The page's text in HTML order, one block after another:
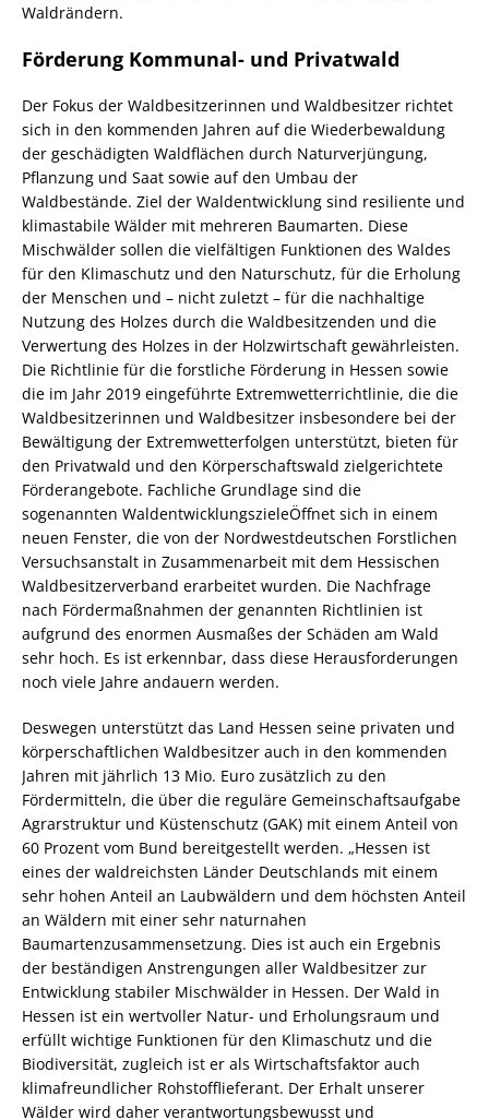
Waldrändern.
Förderung Kommunal- und Privatwald
Der Fokus der Waldbesitzerinnen und Waldbesitzer richtet
sich in den kommenden Jahren auf die Wiederbewaldung
der geschädigten Waldflächen durch Naturverjüngung,
Pflanzung und Saat sowie auf den Umbau der
Waldbestände. Ziel der Waldentwicklung sind resiliente und
klimastabile Wälder mit mehreren Baumarten. Diese
Mischwälder sollen die vielfältigen Funktionen des Waldes
für den Klimaschutz und den Naturschutz, für die Erholung
der Menschen und – nicht zuletzt – für die nachhaltige
Nutzung des Holzes durch die Waldbesitzenden und die
Verwertung des Holzes in der Holzwirtschaft gewährleisten.
Die Richtlinie für die forstliche Förderung in Hessen sowie
die im Jahr 2019 eingeführte Extremwetterrichtlinie, die die
Waldbesitzerinnen und Waldbesitzer insbesondere bei der
Bewältigung der Extremwetterfolgen unterstützt, bieten für
den Privatwald und den Körperschaftswald zielgerichtete
Förderangebote. Fachliche Grundlage sind die
sogenannten WaldentwicklungszieleÖffnet sich in einem
neuen Fenster, die von der Nordwestdeutschen Forstlichen
Versuchsanstalt in Zusammenarbeit mit dem Hessischen
Waldbesitzerverband erarbeitet wurden. Die Nachfrage
nach Fördermaßnahmen der genannten Richtlinien ist
aufgrund des enormen Ausmaßes der Schäden am Wald
sehr hoch. Es ist erkennbar, dass diese Herausforderungen
noch viele Jahre andauern werden.
Deswegen unterstützt das Land Hessen seine privaten und
körperschaftlichen Waldbesitzer auch in den kommenden
Jahren mit jährlich 13 Mio. Euro zusätzlich zu den
Fördermitteln, die über die reguläre Gemeinschaftsaufgabe
Agrarstruktur und Küstenschutz (GAK) mit einem Anteil von
60 Prozent vom Bund bereitgestellt werden. „Hessen ist
eines der waldreichsten Länder Deutschlands mit einem
sehr hohen Anteil an Laubwäldern und dem höchsten Anteil
an Wäldern mit einer sehr naturnahen
Baumartenzusammensetzung. Dies ist auch ein Ergebnis
der beständigen Anstrengungen aller Waldbesitzer zur
Entwicklung stabiler Mischwälder in Hessen. Der Wald in
Hessen ist ein wertvoller Natur- und Erholungsraum und
erfüllt wichtige Funktionen für den Klimaschutz und die
Biodiversität, zugleich ist er als Wirtschaftsfaktor auch
klimafreundlicher Rohstofflieferant. Der Erhalt unserer
Wälder wird daher verantwortungsbewusst und